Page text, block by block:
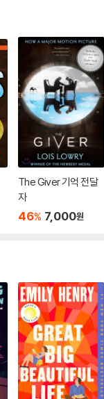
The Giver 기억 전달
자
46% 7,000원